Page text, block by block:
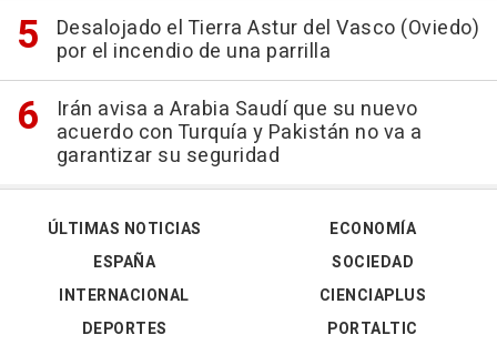
Desalojado el Tierra Astur del Vasco (Oviedo)
por el incendio de una parrilla
Irán avisa a Arabia Saudí que su nuevo
acuerdo con Turquía y Pakistán no va a
garantizar su seguridad
ÚLTIMAS NOTICIAS
ESPAÑA
INTERNACIONAL
DEPORTES
ECONOMÍA
SOCIEDAD
CIENCIAPLUS
PORTALTIC